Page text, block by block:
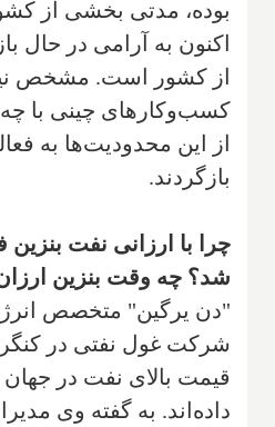
بوده، مدتی بخشی از
اکنون به آرامی در حال
از کشور است. مشخص
کسب‌وکارهای چینی با
از این محدودیت‌ها به
بازگردند.
شد؟ چه وقت بنزین
شرکت غول نفتی در کنگره
قیمت بالای نفت در
داده‌اند. به گفته وی